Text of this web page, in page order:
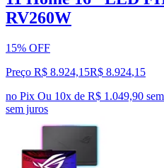
RV260W
15% OFF
Preço R$ 8.924,15R$ 8.924,15
no Pix Ou 10x de R$ 1.049,90
sem juros